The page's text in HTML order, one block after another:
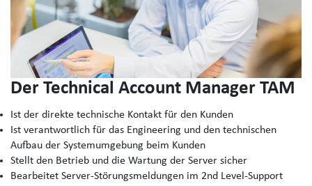
Der Technical Account Manager TAM
Ist der direkte technische Kontakt für den Kunden
Ist verantwortlich für das Engineering und den technischen
Aufbau der Systemumgebung beim Kunden
Stellt den Betrieb und die Wartung der Server sicher
Bearbeitet Server-Störungsmeldungen im 2nd Level-Support